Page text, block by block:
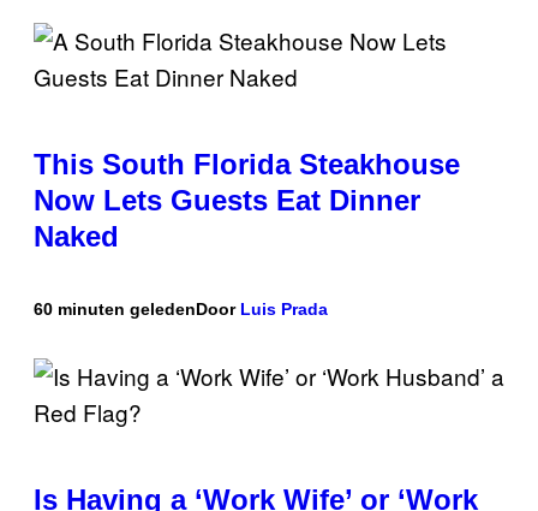
This South Florida Steakhouse
Now Lets Guests Eat Dinner
Naked
60 minuten geledenDoor Luis Prada
Is Having a ‘Work Wife’ or ‘Work